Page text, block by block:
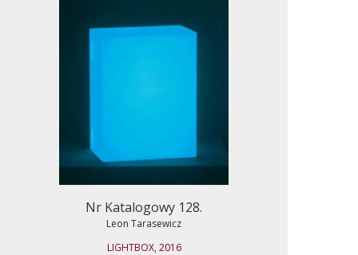
Nr Katalogowy 128.
Leon Tarasewicz
LIGHTBOX, 2016